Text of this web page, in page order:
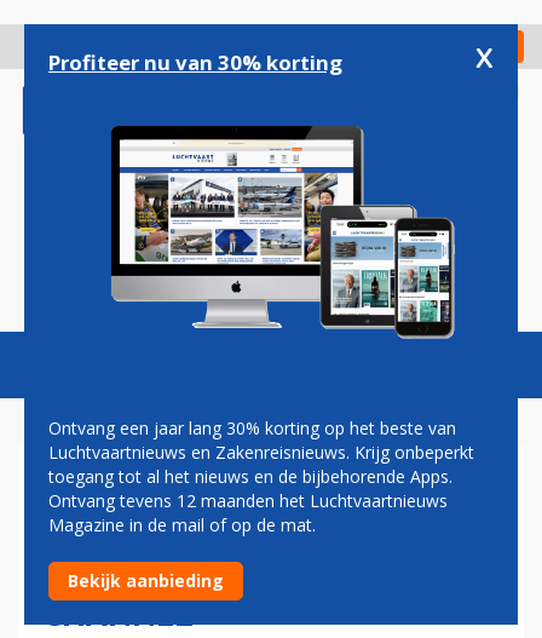
gaan
Check in
Magazine Podcasts Vacatures
AIR FRANCE-KLM SLUIT OP
VALREEP DEAL MET
AMADEUS OVER PRIVATE
CHANNEL
Profiteer nu van 30% korting x
Ontvang een jaar lang 30% korting op het beste van
Luchtvaartnieuws en Zakenreisnieuws. Krijg onbeperkt
toegang tot al het nieuws en de bijbehorende Apps.
Ontvang tevens 12 maanden het Luchtvaartnieuws
Magazine in de mail of op de mat.
Bekijk aanbieding